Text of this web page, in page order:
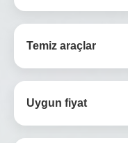
Temiz araçlar
Uygun fiyat